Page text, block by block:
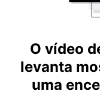
O vídeo
levanta
uma